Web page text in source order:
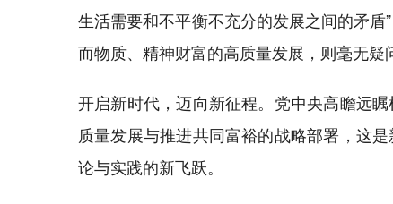
生活需要和不平衡不充分的发展之间的矛盾
而物质、精神财富的高质量发展，则毫无疑
开启新时代，迈向新征程。党中央高瞻远
质量发展与推进共同富裕的战略部署，这
论与实践的新飞跃。